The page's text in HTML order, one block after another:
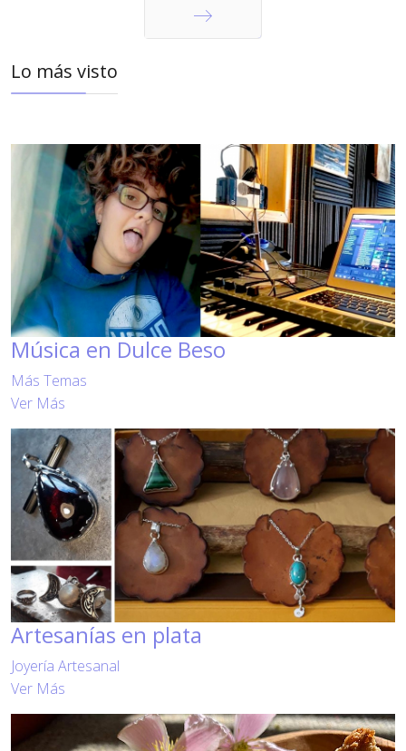
Lo más visto
Música en Dulce Beso
Más Temas
Ver Más
Artesanías en plata
Joyería Artesanal
Ver Más